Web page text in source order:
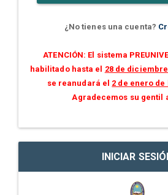
¿No tienes una cuenta?
ATENCIÓN: El sistema
habilitado hasta el 28 de
se reanudará el 2 de enero de
Agradecemos su gentil
INICIAR